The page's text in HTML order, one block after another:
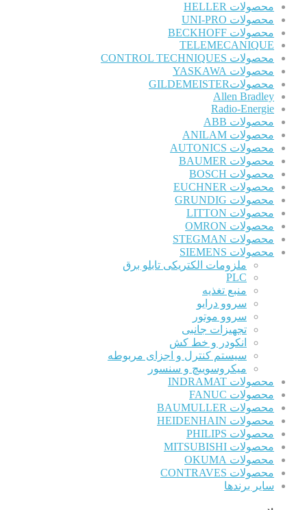
محصولات HELLER
محصولات UNI-PRO
محصولات BECKHOFF
TELEMECANIQUE
محصولات CONTROL TECHNIQUES
محصولات YASKAWA
محصولاتGILDEMEISTER
Allen Bradley
Radio-Energie
محصولات ABB
محصولات ANILAM
محصولات AUTONICS
محصولات BAUMER
محصولات BOSCH
محصولات EUCHNER
محصولات GRUNDIG
محصولات LITTON
محصولات OMRON
محصولات STEGMAN
محصولات SIEMENS
ملزومات الکتریکی تابلو برق
PLC
منبع تغذیه
سروو درایو
سروو موتور
تجهیزات جانبی
انکودر و خط کش
سیستم کنترل و اجزای مربوطه
میکروسوییچ و سنسور
محصولات INDRAMAT
محصولات FANUC
محصولات BAUMULLER
محصولات HEIDENHAIN
محصولات PHILIPS
محصولات MITSUBISHI
محصولات OKUMA
محصولات CONTRAVES
سایر برندها